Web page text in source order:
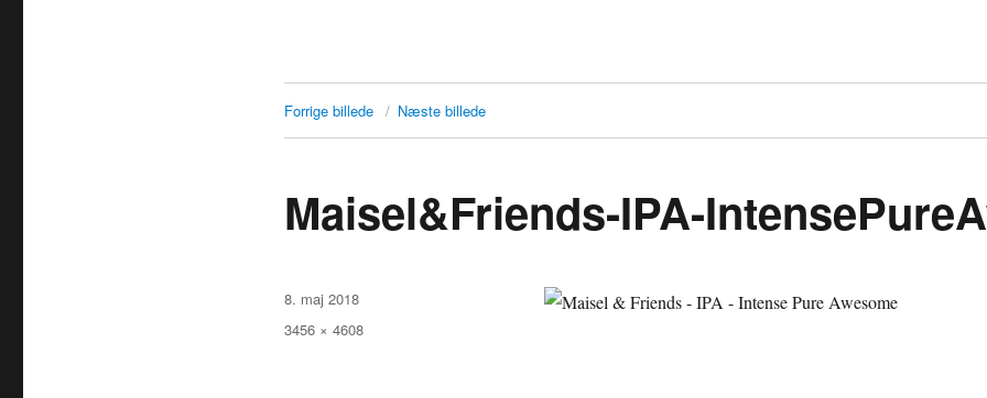
Forrige billede Næste billede
Maisel&Friends-IPA-
Udgivet
8. maj 2018
Faktisk
3456 × 4608